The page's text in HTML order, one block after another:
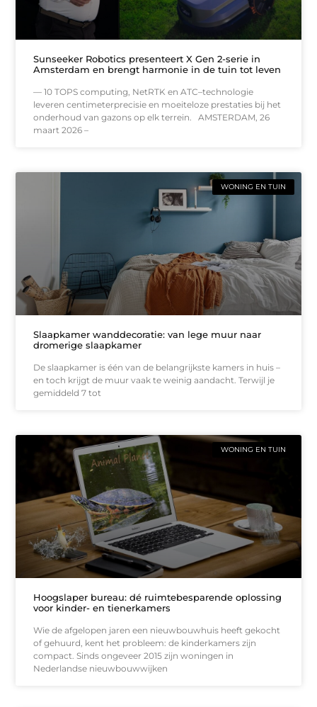
Sunseeker Robotics presenteert X Gen 2-serie in
Amsterdam en brengt harmonie in de tuin tot leven
— 10 TOPS computing, NetRTK en ATC–technologie
leveren centimeterprecisie en moeiteloze prestaties bij het
onderhoud van gazons op elk terrein. AMSTERDAM, 26
maart 2026 –
WONING EN TUIN
Slaapkamer wanddecoratie: van lege muur naar
dromerige slaapkamer
De slaapkamer is één van de belangrijkste kamers in huis –
en toch krijgt de muur vaak te weinig aandacht. Terwijl je
gemiddeld 7 tot
WONING EN TUIN
Hoogslaper bureau: dé ruimtebesparende oplossing
voor kinder- en tienerkamers
Wie de afgelopen jaren een nieuwbouwhuis heeft gekocht
of gehuurd, kent het probleem: de kinderkamers zijn
compact. Sinds ongeveer 2015 zijn woningen in
Nederlandse nieuwbouwwijken